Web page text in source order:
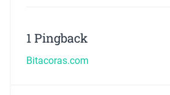
1 Pingback
Bitacoras.com